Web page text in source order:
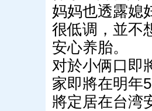
妈妈也透露媳
很低调，並不
安心养胎。
对於小俩口即
家即將在明年
將定居在台湾